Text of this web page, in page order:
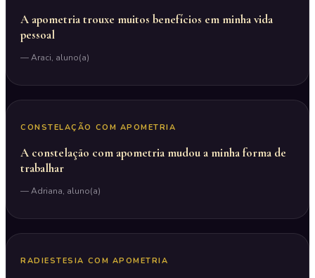
A apometria trouxe muitos benefícios em minha vida
pessoal
— Araci, aluno(a)
CONSTELAÇÃO COM APOMETRIA
A constelação com apometria mudou a minha forma de
trabalhar
— Adriana, aluno(a)
RADIESTESIA COM APOMETRIA